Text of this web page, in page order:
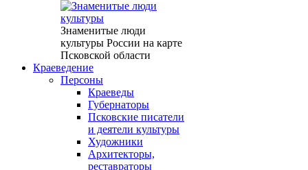
Знаменитые люди
культуры России на карте
Псковской области
Краеведение
Персоны
Краеведы
Губернаторы
Псковские писатели
и деятели культуры
Художники
Архитекторы,
реставраторы